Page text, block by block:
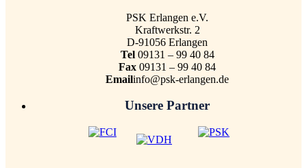
PSK Erlangen e.V.
Kraftwerkstr. 2
D-91056 Erlangen
Tel09131 – 99 40 84
Fax 09131 – 99 40 84
Emailinfo@psk-erlangen.de
Unsere Partner